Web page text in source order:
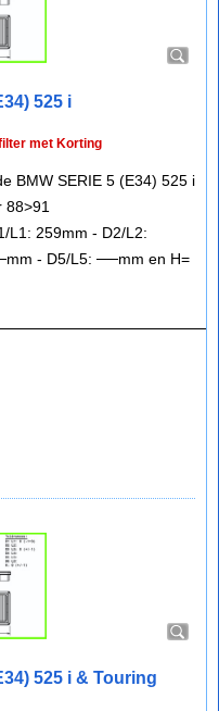
525 i
met Korting
BMW SERIE 5 (E34) 525 i
88>91
L1: 259mm - D2/L2:
- D5/L5: ──mm en H=
525 i & Touring